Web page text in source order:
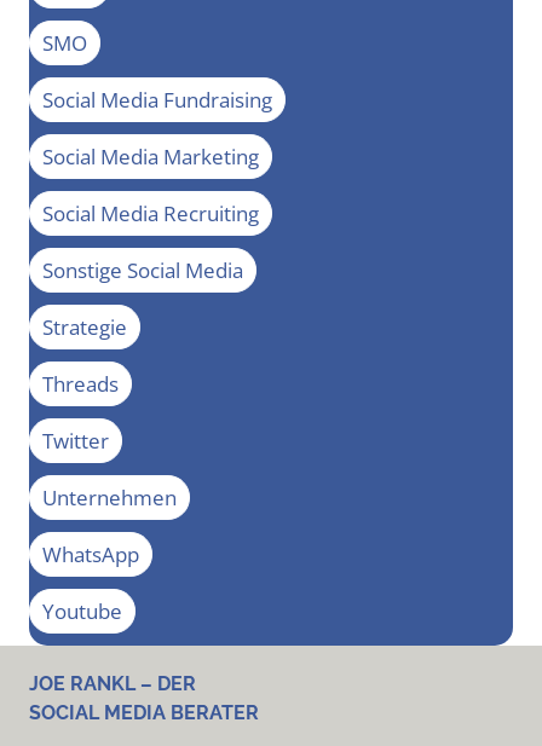
SMO
Social Media Fundraising
Social Media Marketing
Social Media Recruiting
Sonstige Social Media
Strategie
Threads
Twitter
Unternehmen
WhatsApp
Youtube
JOE RANKL – DER
SOCIAL MEDIA BERATER